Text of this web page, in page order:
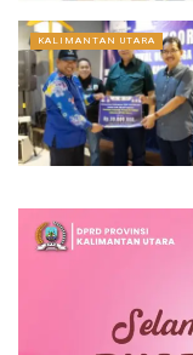
KALIMANTAN UTARA